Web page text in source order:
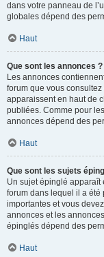
dans votre panneau de
globales dépend des
Haut
Que sont les annonces ?
Les annonces
forum que vous
apparaissent en haut de
publiées. Comme pour
annonces dépend des
Haut
Que sont les sujets
Un sujet épinglé apparaît
forum dans lequel il a
importantes et vous
annonces et les
épinglés dépend des
Haut